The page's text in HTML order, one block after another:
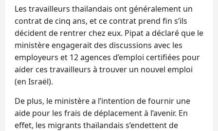
Les travailleurs thaïlandais ont généralement un
contrat de cinq ans, et ce contrat prend fin s’ils
décident de rentrer chez eux. Pipat a déclaré que le
ministère engagerait des discussions avec les
employeurs et 12 agences d’emploi certifiées pour
aider ces travailleurs à trouver un nouvel emploi
(en Israël).
De plus, le ministère a l’intention de fournir une
aide pour les frais de déplacement à l’avenir. En
effet, les migrants thaïlandais s’endettent de